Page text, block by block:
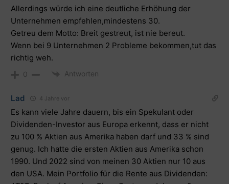
Allerdings würde ich eine deutliche Erhöhung der
Unternehmen empfehlen,mindestens 30.
Getreu dem Motto: Breit gestreut, ist nie bereut.
Wenn bei 9 Unternehmen 2 Probleme bekommen,tut das
richtig weh.
0 Antworten
Lad 4 Jahre vor
Es kann viele Jahre dauern, bis ein Spekulant oder
Dividenden-Investor aus Europa erkennt, dass er nicht
zu 100 % Aktien aus Amerika haben darf und 33 % sind
genug. Ich hatte die ersten Aktien aus Amerika schon
1990. Und 2022 sind von meinen 30 Aktien nur 10 aus
den USA. Mein Portfolio für die Rente aus Dividenden: